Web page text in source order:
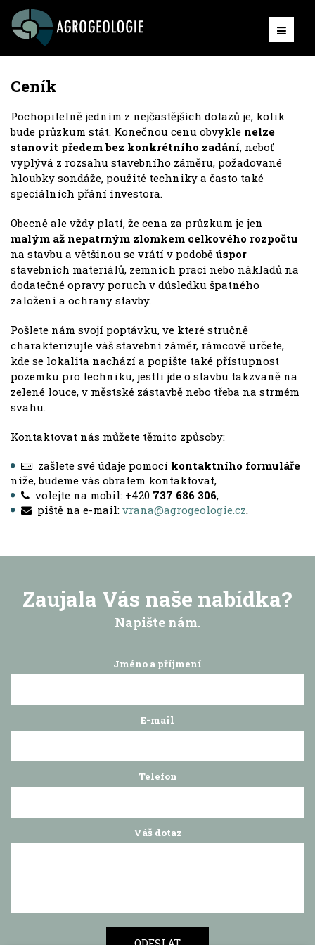
Ceník
Pochopitelně jedním z nejčastějších dotazů je, kolik
bude průzkum stát. Konečnou cenu obvykle nelze
stanovit předem bez konkrétního zadání, neboť
vyplývá z rozsahu stavebního záměru, požadované
hloubky sondáže, použité techniky a často také
speciálních přání investora.
Obecně ale vždy platí, že cena za průzkum je jen
malým až nepatrným zlomkem celkového rozpočtu
na stavbu a většinou se vrátí v podobě úspor
stavebních materiálů, zemních prací nebo nákladů na
dodatečné opravy poruch v důsledku špatného
založení a ochrany stavby.
Pošlete nám svojí poptávku, ve které stručně
charakterizujte váš stavební záměr, rámcově určete,
kde se lokalita nachází a popište také přístupnost
pozemku pro techniku, jestli jde o stavbu takzvaně na
zelené louce, v městské zástavbě nebo třeba na strmém
svahu.
Kontaktovat nás můžete těmito způsoby:
zašlete své údaje pomocí kontaktního formuláře
níže, budeme vás obratem kontaktovat,
volejte na mobil: +420 737 686 306,
piště na e-mail: vrana@agrogeologie.cz.
Zaujala Vás naše nabídka?
Napište nám.
Jméno a příjmení
E-mail
Telefon
Váš dotaz